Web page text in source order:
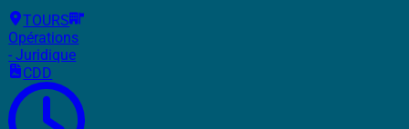
TOURS
Opérations
- Juridique
CDD